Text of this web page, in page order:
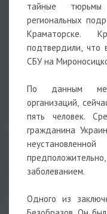
тайные
региональных
Краматорске.
подтвердили, что
СБУ на
По данным
организаций,
пять человек.
гражданина
заболеванием.
Одного из